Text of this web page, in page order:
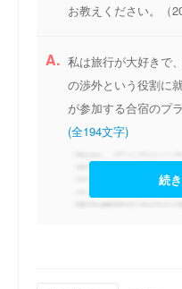
お教えください。（
A. 私は旅行が大好きで
の渉外という役割に
が参加する合宿のプ
(全194文字)
続